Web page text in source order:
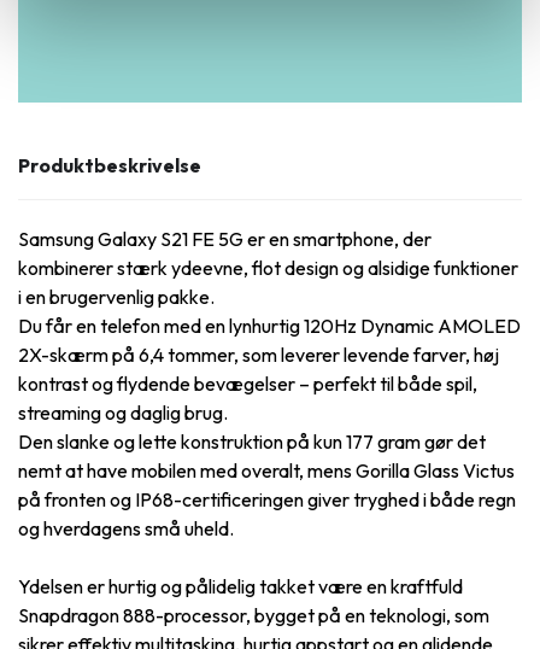
Produktbeskrivelse
Samsung Galaxy S21 FE 5G er en smartphone, der
kombinerer stærk ydeevne, flot design og alsidige funktioner
i en brugervenlig pakke.
Du får en telefon med en lynhurtig 120Hz Dynamic AMOLED
2X-skærm på 6,4 tommer, som leverer levende farver, høj
kontrast og flydende bevægelser – perfekt til både spil,
streaming og daglig brug.
Den slanke og lette konstruktion på kun 177 gram gør det
nemt at have mobilen med overalt, mens Gorilla Glass Victus
på fronten og IP68-certificeringen giver tryghed i både regn
og hverdagens små uheld.
Ydelsen er hurtig og pålidelig takket være en kraftfuld
Snapdragon 888-processor, bygget på en teknologi, som